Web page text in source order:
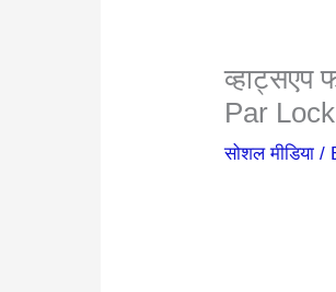
व्हाट्सएप
Par
सोशल मीडिया /